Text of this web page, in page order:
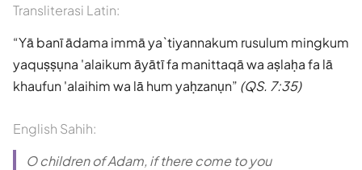
Transliterasi Latin:
Yā banī ādama immā ya`tiyannakum rusulum mingkum
yaquṣṣụna 'alaikum āyātī fa manittaqā wa aṣlaḥa fa lā
khaufun 'alaihim wa lā hum yaḥzanụn (QS. 7:35)
English Sahih:
O children of Adam, if there come to you